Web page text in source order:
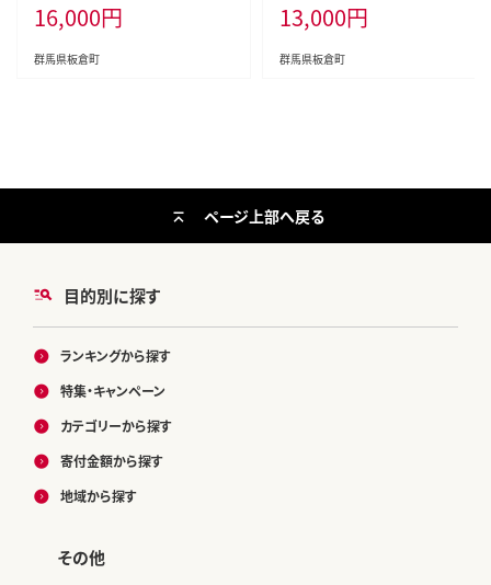
16,000円
群馬県板倉町
13,000円
群馬県板倉町
目的別に探す
ランキングから探す
特集・キャンペーン
カテゴリーから探す
寄付金額から探す
地域から探す
その他
ページ上部へ戻る